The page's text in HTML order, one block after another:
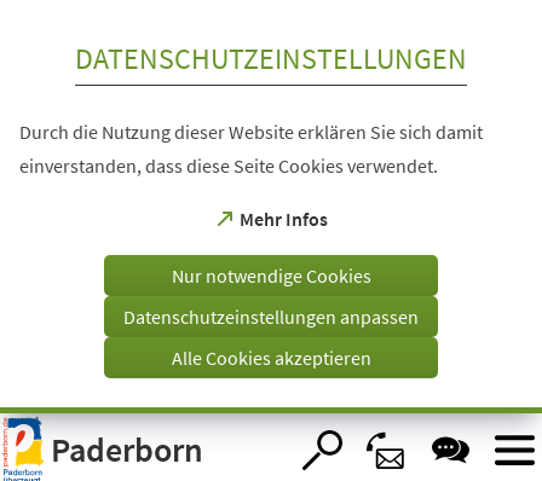
Visuelle
Assistenzsoftware
öffnen.
DATENSCHUTZEINSTELLUNGEN
Durch die Nutzung dieser Website erklären Sie sich damit
einverstanden, dass diese Seite Cookies verwendet.
Mehr Infos
(Öffnet
einem
Tab)
Nur notwendige Cookies
Datenschutzeinstellungen anpassen
Alle Cookies akzeptieren
Paderborn